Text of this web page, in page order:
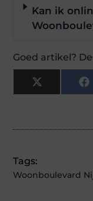
Kan ik
Goed artikel?
X
(Twitter)
Tags:
Woonboulevard